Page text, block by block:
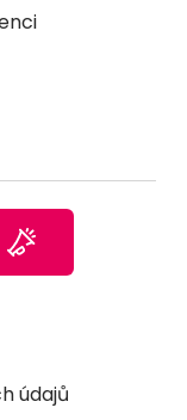
údajů